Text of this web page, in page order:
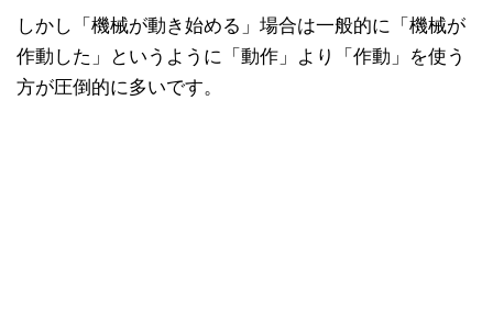
しかし「機械が動き始める」場合は一般的に「機械が
作動した」というように「動作」より「作動」を使う
方が圧倒的に多いです。